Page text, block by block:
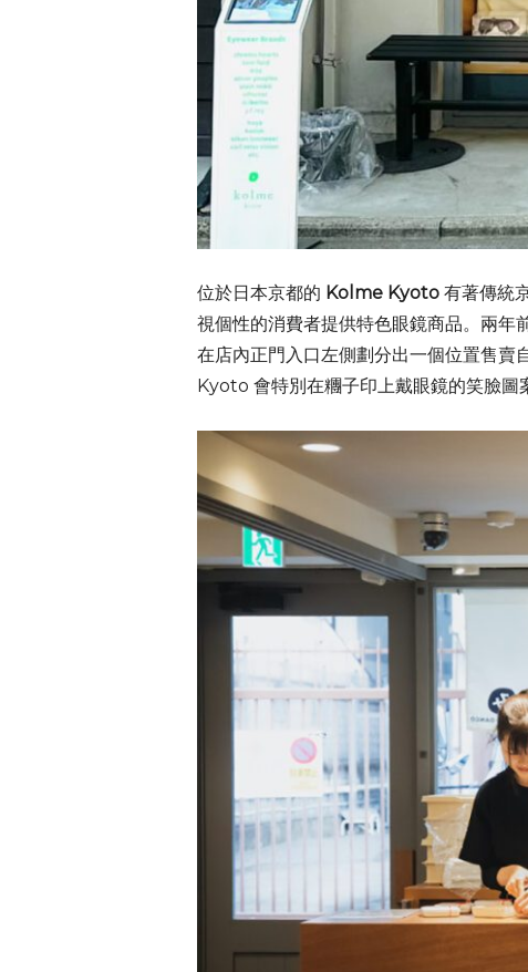
位於日本京都的 Kolme Kyoto 有著傳統
視個性的消費者提供特色眼鏡商品。兩
在店內正門入口左側劃分出一個位置售
Kyoto 會特別在糰子印上戴眼鏡的笑臉圖